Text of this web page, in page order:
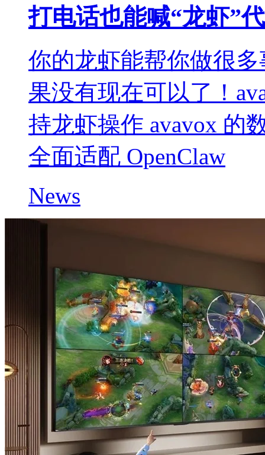
打电话也能喊“龙虾”
你的龙虾能帮你做很
果没有现在可以了！
持龙虾操作 avavox 的
全面适配 OpenClaw
News